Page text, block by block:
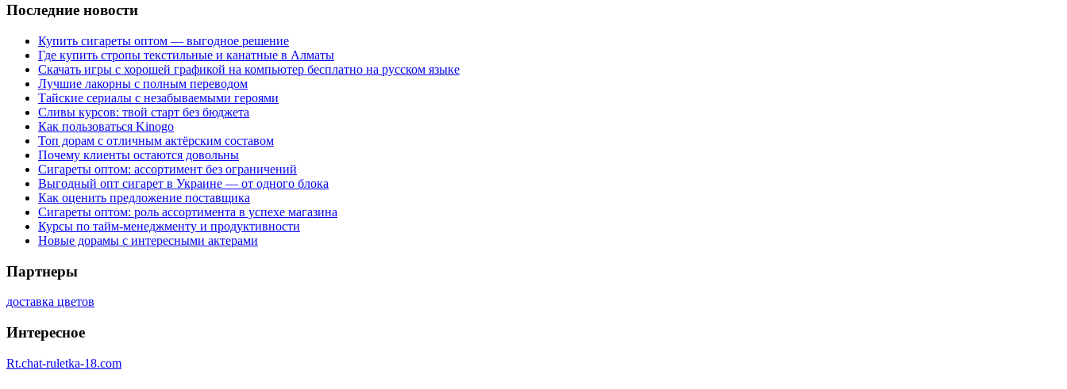
Последние новости
Купить сигареты оптом — выгодное решение
Где купить стропы текстильные и канатные в Алматы
Скачать игры с хорошей графикой на компьютер бесплатно на русском языке
Лучшие лакорны с полным переводом
Тайские сериалы с незабываемыми героями
Сливы курсов: твой старт без бюджета
Как пользоваться Kinogo
Топ дорам с отличным актёрским составом
Почему клиенты остаются довольны
Сигареты оптом: ассортимент без ограничений
Выгодный опт сигарет в Украине — от одного блока
Как оценить предложение поставщика
Сигареты оптом: роль ассортимента в успехе магазина
Курсы по тайм-менеджменту и продуктивности
Новые дорамы с интересными актерами
Партнеры
доставка цветов
Интересное
Rt.chat-ruletka-18.com